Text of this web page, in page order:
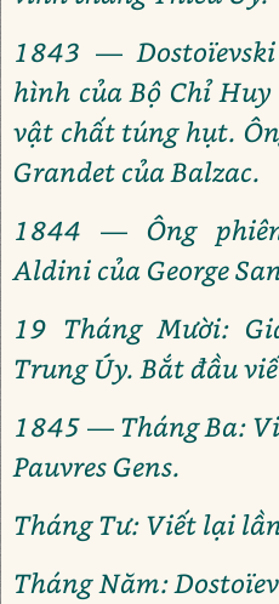
1843 —
hình của Bộ Chỉ
vật chất túng hụt.
Grandet của Balzac.
1844 — Ông
Aldini của George
19 Tháng Mười:
Trung Úy. Bắt đầu
1845 — Tháng Ba:
Pauvres Gens.
Tháng Tư: Viết lại
Tháng Năm: